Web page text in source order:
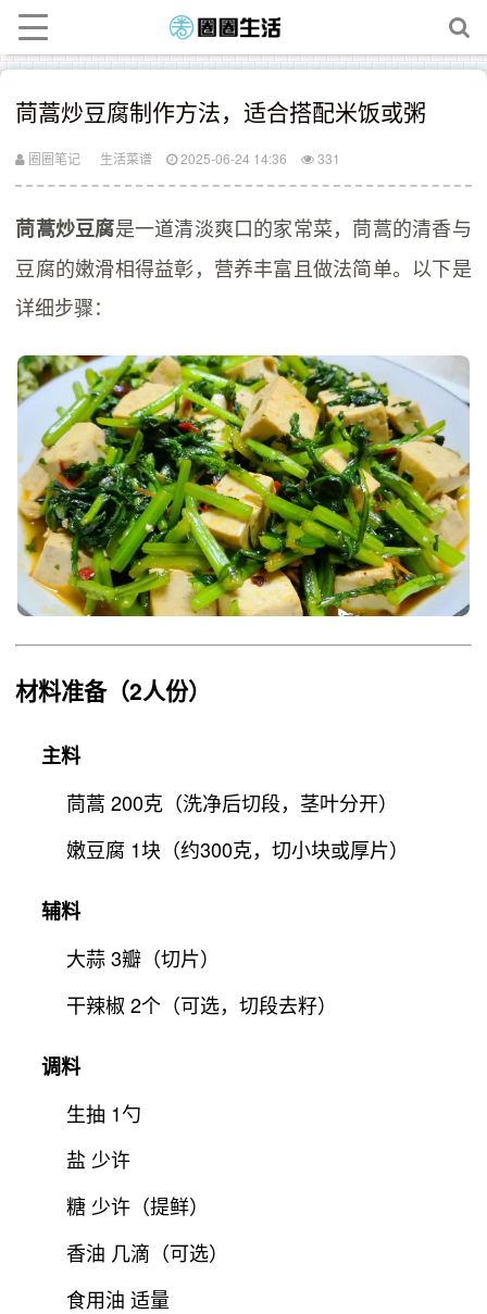
茼蒿炒豆腐制作方法，适合搭配米饭或粥
圈圈笔记 生活菜谱 2025-06-24 14:36 331
茼蒿炒豆腐是一道清淡爽口的家常菜，茼蒿的清香与
豆腐的嫩滑相得益彰，营养丰富且做法简单。以下是
详细步骤：
材料准备（2人份）
主料
茼蒿 200克（洗净后切段，茎叶分开）
嫩豆腐 1块（约300克，切小块或厚片）
辅料
大蒜 3瓣（切片）
干辣椒 2个（可选，切段去籽）
调料
生抽 1勺
盐 少许
糖 少许（提鲜）
香油 几滴（可选）
食用油 适量